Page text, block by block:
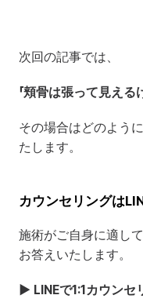
次回の記事では、
「頬骨は張って見え
その場合はどのよう
たします。
カウンセリングは
施術がご自身に適し
お答えいたします。
▶ LINEで1:1カウンセ